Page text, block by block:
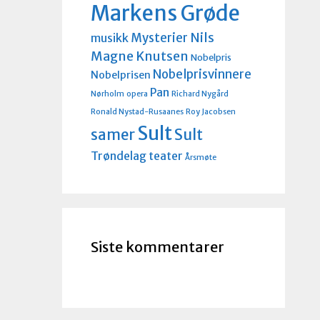
Markens Grøde
musikk Mysterier Nils
Magne Knutsen Nobelpris
Nobelprisen Nobelprisvinnere
Nørholm opera Pan Richard Nygård
Ronald Nystad-Rusaanes Roy Jacobsen
samerSultSult
Trøndelag teater Årsmøte
Siste kommentarer